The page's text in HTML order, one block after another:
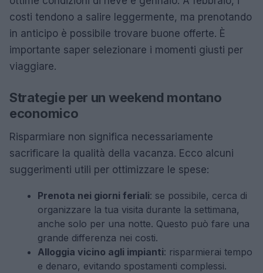
costi tendono a salire leggermente, ma prenotando
in anticipo è possibile trovare buone offerte. È
importante saper selezionare i momenti giusti per
viaggiare.
Strategie per un weekend montano
economico
Risparmiare non significa necessariamente
sacrificare la qualità della vacanza. Ecco alcuni
suggerimenti utili per ottimizzare le spese:
Prenota nei giorni feriali: se possibile, cerca di
organizzare la tua visita durante la settimana,
anche solo per una notte. Questo può fare una
grande differenza nei costi.
Alloggia vicino agli impianti: risparmierai tempo
e denaro, evitando spostamenti complessi.